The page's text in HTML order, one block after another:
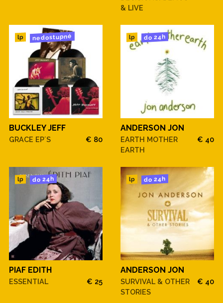
& LIVE
lp nedostupné
BUCKLEY JEFF
GRACE EP´S € 80
lp do 24h
ANDERSON JON
EARTH MOTHER
EARTH
€ 40
lp do 24h
PIAF EDITH
ESSENTIAL € 25
lp do 24h
ANDERSON JON
SURVIVAL & OTHER
STORIES
€ 40